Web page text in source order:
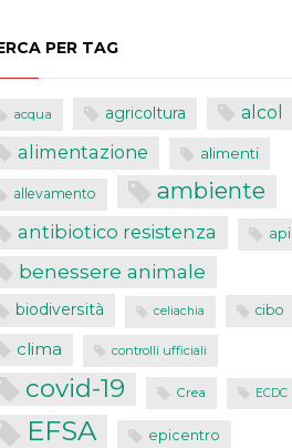
PER TAG
acqua agricoltura alcol
alimentazione alimenti
allevamento ambiente
antibiotico resistenza api
benessere animale
biodiversità celiachia cibo
clima controlli ufficiali
covid-19 Crea ECDC
EFSA epicentro